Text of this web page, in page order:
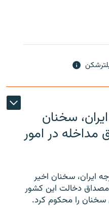
سخنان
مداخله در امور
ایران، سخنان اخیر
مصداق دخالت این کشور
سخنان را محکوم کرد.